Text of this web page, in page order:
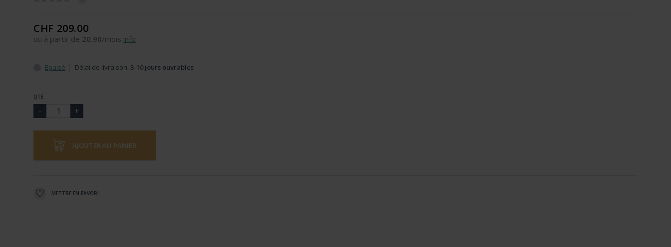
CHF 209.00
ou à partir de 20.90/mois info
Epuisé Délai de livraison: 3-10 jours ouvrables
QTÉ
AJOUTER AU PANIER
METTRE EN FAVORI